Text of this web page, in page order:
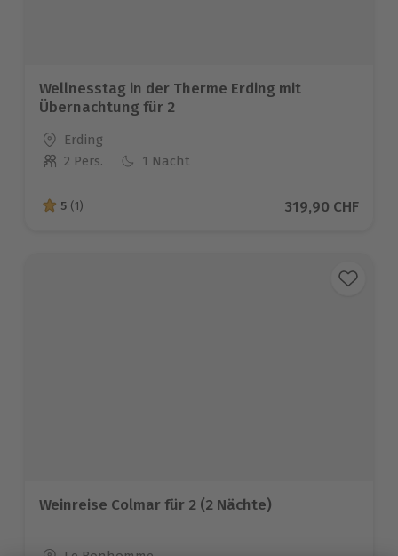
Wellnesstag in der Therme Erding mit
Übernachtung für 2
Standort
Erding
Anzahl der Teilnehmer
2 Pers. 1 Nacht
5 von 5 Sternen basierend auf 1 Bewertungen
5 (1) Aktueller Preis
319,90 CHF
Weinreise Colmar für 2 (2 Nächte)